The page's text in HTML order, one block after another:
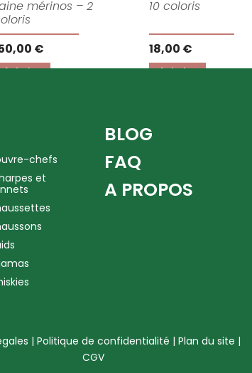
mérinos – 2
€
Acheter
10 coloris
18,00 €
Acheter
chefs
et
BLOG
FAQ
A PROPOS
| Politique de confidentialité | Plan du site |
CGV